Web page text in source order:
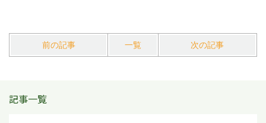
前の記事 一覧 次の記事
記事一覧